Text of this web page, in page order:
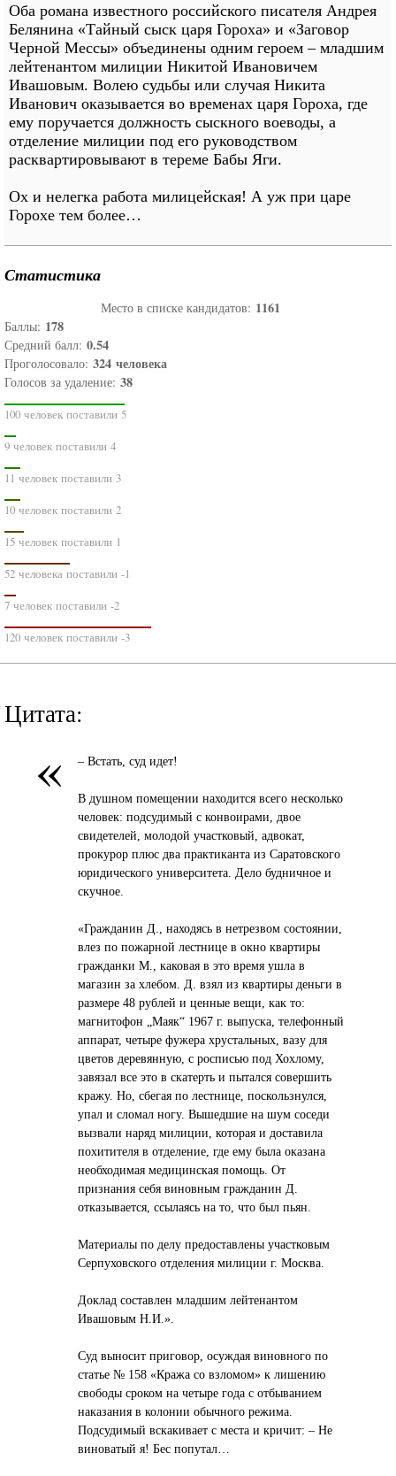
Оба романа известного российского писателя Андрея
Белянина «Тайный сыск царя Гороха» и «Заговор
Черной Мессы» объединены одним героем – младшим
лейтенантом милиции Никитой Ивановичем
Ивашовым. Волею судьбы или случая Никита
Иванович оказывается во временах царя Гороха, где
ему поручается должность сыскного воеводы, а
отделение милиции под его руководством
расквартировывают в тереме Бабы Яги.
Ох и нелегка работа милицейская! А уж при царе
Горохе тем более…
Статистика
Место в списке кандидатов: 1161
Баллы: 178
Средний балл: 0.54
Проголосовало: 324 человека
Голосов за удаление: 38
100 человек поставили 5
9 человек поставили 4
11 человек поставили 3
10 человек поставили 2
15 человек поставили 1
52 человека поставили -1
7 человек поставили -2
120 человек поставили -3
Цитата:
« – Встать, суд идет!
В душном помещении находится всего несколько
человек: подсудимый с конвоирами, двое
свидетелей, молодой участковый, адвокат,
прокурор плюс два практиканта из Саратовского
юридического университета. Дело будничное и
скучное.
«Гражданин Д., находясь в нетрезвом состоянии,
влез по пожарной лестнице в окно квартиры
гражданки М., каковая в это время ушла в
магазин за хлебом. Д. взял из квартиры деньги в
размере 48 рублей и ценные вещи, как то:
магнитофон „Маяк“ 1967 г. выпуска, телефонный
аппарат, четыре фужера хрустальных, вазу для
цветов деревянную, с росписью под Хохлому,
завязал все это в скатерть и пытался совершить
кражу. Но, сбегая по лестнице, поскользнулся,
упал и сломал ногу. Вышедшие на шум соседи
вызвали наряд милиции, которая и доставила
похитителя в отделение, где ему была оказана
необходимая медицинская помощь. От
признания себя виновным гражданин Д.
отказывается, ссылаясь на то, что был пьян.
Материалы по делу предоставлены участковым
Серпуховского отделения милиции г. Москва.
Доклад составлен младшим лейтенантом
Ивашовым Н.И.».
Суд выносит приговор, осуждая виновного по
статье № 158 «Кража со взломом» к лишению
свободы сроком на четыре года с отбыванием
наказания в колонии обычного режима.
Подсудимый вскакивает с места и кричит: – Не
виноватый я! Бес попутал…